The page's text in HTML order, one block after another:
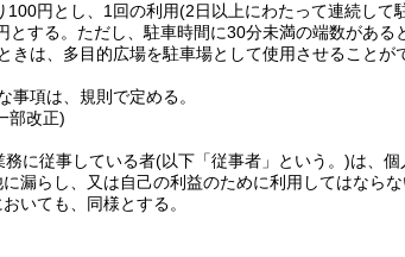
100円とし、1回の利用(2日以上にわたって連続して
する。 ただし、駐車時間に30分未満の端数がある
きは、多目的広場を駐車場として使用させることが
事項は、規則で定める。
部改正)
に従事している者(以下「従事者」という。)は、
漏らし、又は自己の利益のために利用してはならな
いても、同様とする。